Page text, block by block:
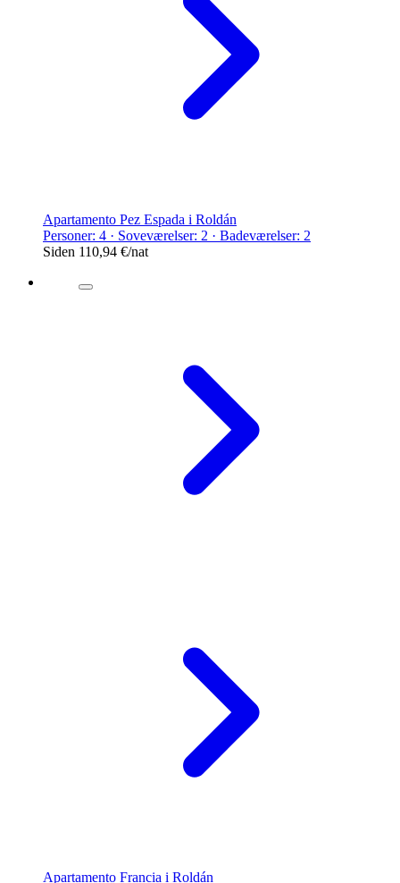
Apartamento Pez Espada i Roldán
Personer: 4 · Soveværelser: 2 · Badeværelser: 2
Siden 110,94 €/nat
Apartamento Francia i Roldán